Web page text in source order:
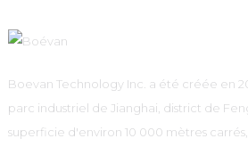
Boevan Technology Inc. a été créée en
parc industriel de Jianghai, district de
superficie d'environ 10 000 mètres